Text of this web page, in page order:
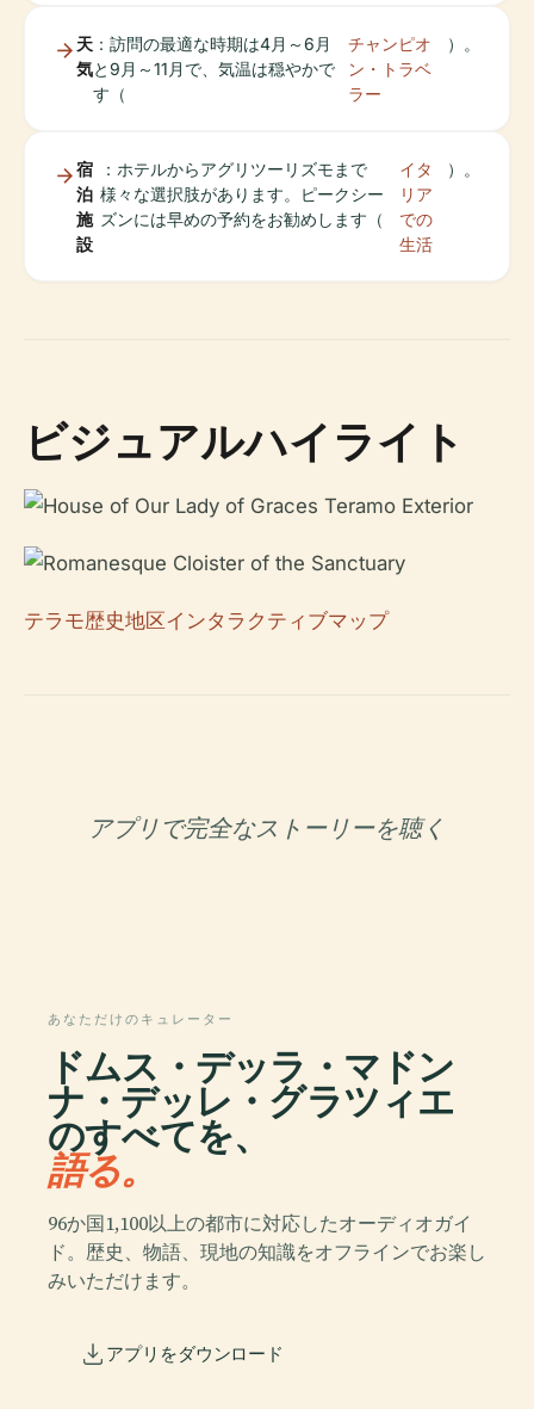
天
気
：訪問の最適な時期は4月～6月
と9月～11月で、気温は穏やかで
す（
チャンピオ
ン・トラベ
ラー
）。
宿
泊
施
設
：ホテルからアグリツーリズモまで
様々な選択肢があります。ピークシー
ズンには早めの予約をお勧めします（
イタ
リア
での
生活
）。
ビジュアルハイライト
テラモ歴史地区インタラクティブマップ
アプリで完全なストーリーを聴く
あなただけのキュレーター
ドムス・デッラ・マドン
ナ・デッレ・グラツィエ
のすべてを、
語る。
96か国1,100以上の都市に対応したオーディオガイ
ド。歴史、物語、現地の知識をオフラインでお楽し
みいただけます。
アプリをダウンロード